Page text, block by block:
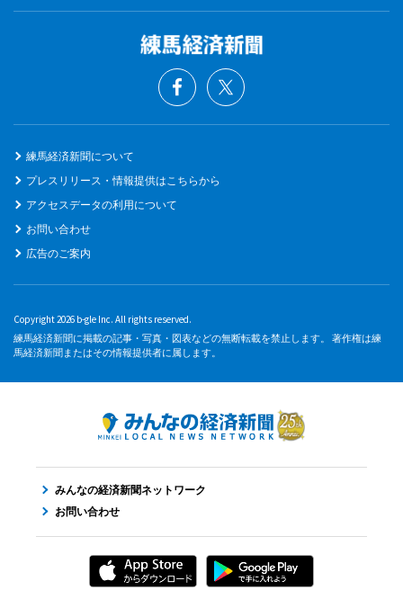
練馬経済新聞について
プレスリリース・情報提供はこちらから
アクセスデータの利用について
お問い合わせ
広告のご案内
Copyright 2026 b-gle Inc. All rights reserved.
練馬経済新聞に掲載の記事・写真・図表などの無断転載を禁止します。 著作権は練
馬経済新聞またはその情報提供者に属します。
みんなの経済新聞ネットワーク
お問い合わせ